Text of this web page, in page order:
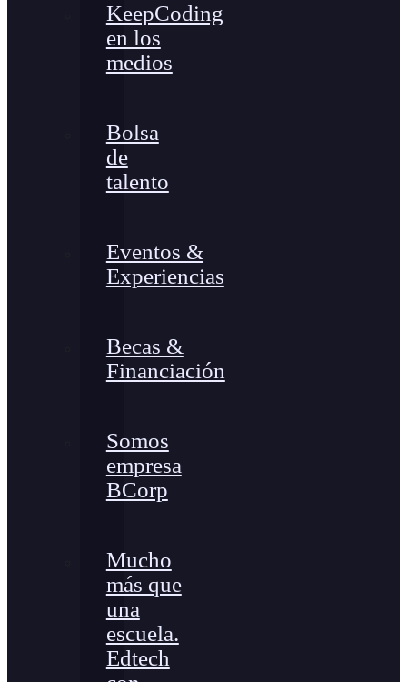
KeepCoding
en los
medios
Bolsa
de
talento
Eventos &
Experiencias
Becas &
Financiación
Somos
empresa
BCorp
Mucho
más que
una
escuela.
Edtech